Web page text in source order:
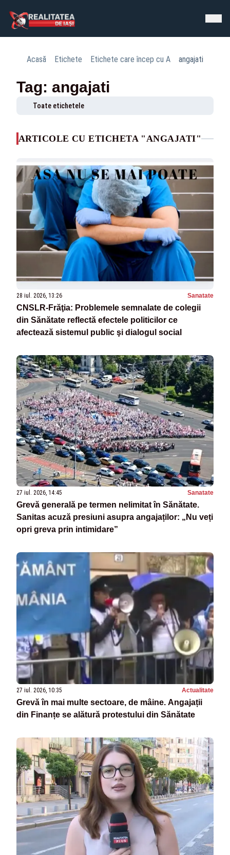
Acasă Etichete Etichete care încep cu A angajati
Tag: angajati
Toate etichetele
ARTICOLE CU ETICHETA "ANGAJATI"
28 iul. 2026, 13:26 Sanatate
CNSLR-Frăţia: Problemele semnalate de colegii
din Sănătate reflectă efectele politicilor ce
afectează sistemul public şi dialogul social
27 iul. 2026, 14:45 Sanatate
Grevă generală pe termen nelimitat în Sănătate.
Sanitas acuză presiuni asupra angajaților: „Nu veți
opri greva prin intimidare”
27 iul. 2026, 10:35 Actualitate
Grevă în mai multe sectoare, de mâine. Angajații
din Finanțe se alătură protestului din Sănătate